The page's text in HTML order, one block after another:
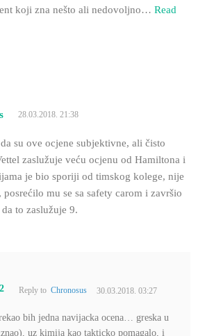
koji zna nešto ali nedovoljno… Read
28.03.2018. 21:38
su ove ocjene subjektivne, ali čisto
zaslužuje veću ocjenu od Hamiltona i
je bio sporiji od timskog kolege, nije
mu se sa safety carom i završio
to zaslužuje 9.
Reply toChronosus 30.03.2018. 03:27
bih jedna navijacka ocena… greska u
uz kimija kao takticko pomagalo, i